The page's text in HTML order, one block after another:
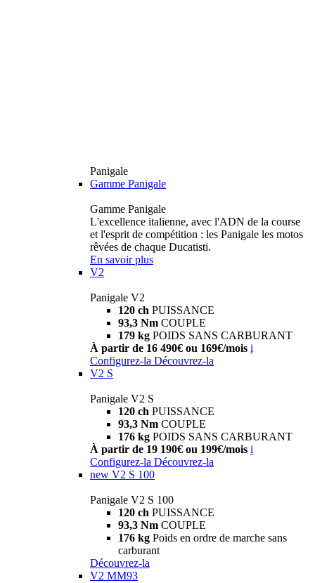
Panigale
Gamme Panigale
Gamme Panigale
L'excellence italienne, avec l'ADN de la course
et l'esprit de compétition : les Panigale les motos
rêvées de chaque Ducatisti.
En savoir plus
V2
Panigale V2
120 ch PUISSANCE
93,3 Nm COUPLE
179 kg POIDS SANS CARBURANT
À partir de 16 490€ ou 169€/mois i
Configurez-la Découvrez-la
V2 S
Panigale V2 S
120 ch PUISSANCE
93,3 Nm COUPLE
176 kg POIDS SANS CARBURANT
À partir de 19 190€ ou 199€/mois i
Configurez-la Découvrez-la
new V2 S 100
Panigale V2 S 100
120 ch PUISSANCE
93,3 Nm COUPLE
176 kg Poids en ordre de marche sans
carburant
Découvrez-la
V2 MM93